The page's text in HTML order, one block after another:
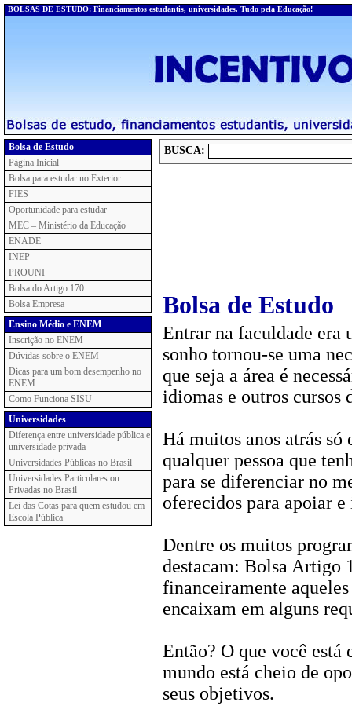
BOLSAS DE ESTUDO: Financiamentos estudantis, universidades. Tudo pela Educação!
Bolsa de Estudo
Página Inicial
Bolsa para estudar no Exterior
FIES
Oportunidade para estudar
MEC – Ministério da Educação
ENADE
INEP
PROUNI
Bolsa do Artigo 170
Bolsa Empresa
Ensino Médio e ENEM
Inscrição no ENEM
Dúvidas sobre o ENEM
Dicas para um bom desempenho no
ENEM
Como Funciona SISU
Universidades
Diferença entre universidade pública e
universidade privada
Universidades Públicas no Brasil
Universidades Particulares ou
Privadas no Brasil
Lei das Cotas para quem estudou em
Escola Pública
BUSCA:
Bolsa de Estudo
Entrar na faculdade era
sonho tornou-se uma
que seja a área é
idiomas e outros cursos
Há muitos anos atrás
qualquer pessoa que
para se diferenciar no
oferecidos para apoiar
Dentre os muitos
destacam: Bolsa Artigo
financeiramente
encaixam em alguns
Então? O que você está
mundo está cheio de
seus objetivos.